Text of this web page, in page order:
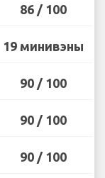
86 / 100
19 минивэны
90 / 100
90 / 100
90 / 100